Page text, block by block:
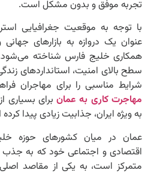
تجربه موفق و بدون مشکل است.
با توجه به موقعیت جغرافیایی
عنوان یک دروازه به بازارهای
همکاری خلیج فارس شناخته
سطح بالای امنیت، استانداردهای
شرایط مناسبی را برای مهاجران
مهاجرت کاری به عمانبرای بسیاری
به ویژه ایران، جذابیت زیادی پیدا
عمان در میان کشورهای حوزه
اقتصادی و اجتماعی خود که به
متمرکز است، به یکی از مقاصد